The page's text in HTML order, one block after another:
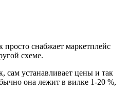
снабжает маркетплейс
схеме.
сам устанавливает цены и так
она лежит в вилке 1-20 %,